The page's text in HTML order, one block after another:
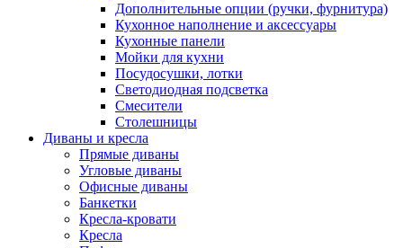
Дополнительные опции (ручки, фурнитура)
Кухонное наполнение и аксессуары
Кухонные панели
Мойки для кухни
Посудосушки, лотки
Светодиодная подсветка
Смесители
Столешницы
Диваны и кресла
Прямые диваны
Угловые диваны
Офисные диваны
Банкетки
Кресла-кровати
Кресла